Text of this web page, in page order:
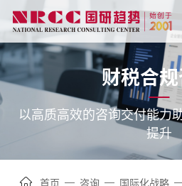
财税合
以高质高效的咨询交付能力
提升
首页 — 咨询 — 国际化战略